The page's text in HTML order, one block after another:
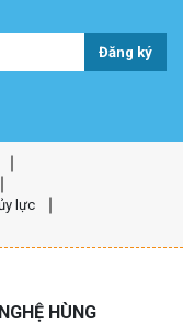
Đăng ký
lực
HÙNG